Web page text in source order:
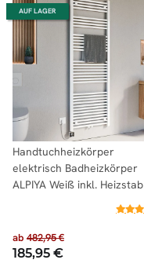
AUF LAGER
Handtuchheizkörper
elektrisch Badheizkörper
ALPIYA Weiß inkl. Heizstab
ab 482,95 €
185,95 €